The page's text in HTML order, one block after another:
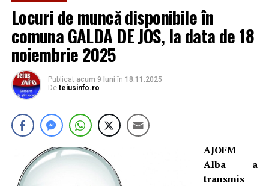
Locuri de muncă disponibile în
comuna GALDA DE JOS, la data de 18
noiembrie 2025
Publicat acum 9 luni în 18.11.2025
De teiusinfo.ro
AJOFM
Alba a
transmis